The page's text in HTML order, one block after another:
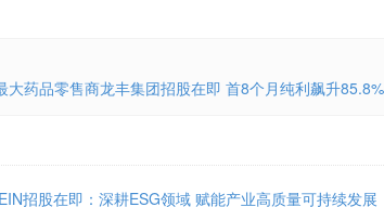
大药品零售商龙丰集团招股在即 首8个月纯利飙升85.8%
招股在即：深耕ESG领域 赋能产业高质量可持续发展